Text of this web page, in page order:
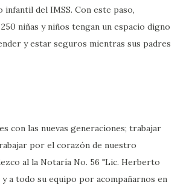
infantil del IMSS. Con este paso,
niñas y niños tengan un espacio digno
y estar seguros mientras sus padres
con las nuevas generaciones; trabajar
por el corazón de nuestro
al la Notaría No. 56 "Lic. Herberto
a todo su equipo por acompañarnos en